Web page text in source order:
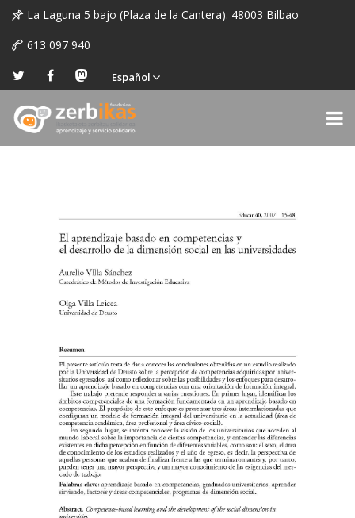
La Laguna 5 bajo (Plaza de la Cantera). 48003 Bilbao
613 097 940
Español